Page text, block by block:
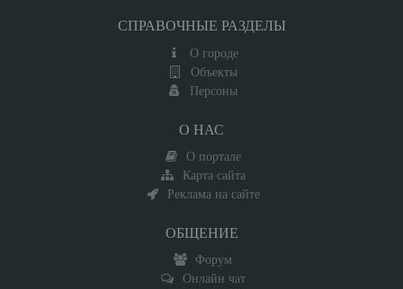
СПРАВОЧНЫЕ РАЗДЕЛЫ
О городе
Объекты
Персоны
О НАС
О портале
Карта сайта
Реклама на сайте
ОБЩЕНИЕ
Форум
Онлайн чат